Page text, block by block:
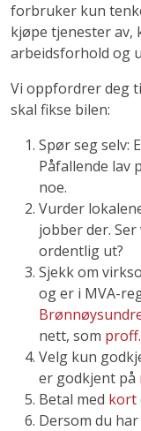
forbruker kun
kjøpe tjenester av,
arbeidsforhold og
Vi oppfordrer deg
skal fikse bilen:
Spør seg selv:
Påfallende lav
noe.
Vurder
jobber der.
ordentlig ut?
Sjekk om
og er i MVA-
nett, som
Velg kun
er godkjent på
Betal med kort
Dersom du